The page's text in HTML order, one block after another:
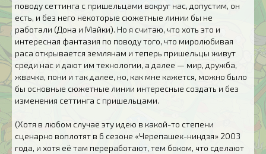
поводу сеттинга с пришельцами вокруг нас, допустим, он
есть, и без него некоторые сюжетные линии бы не
работали (Дона и Майки). Но я считаю, что хоть это и
интересная фантазия по поводу того, что миролюбивая
раса открывается землянам и теперь пришельцы живут
среди нас и дают им технологии, а далее — мир, дружба,
жвачка, пони и так далее, но, как мне кажется, можно было
бы основные сюжетные линии интересные создать и без
изменения сеттинга с пришельцами.
(Хотя в любом случае эту идею в какой-то степени
сценарно воплотят в 6 сезоне «Черепашек-ниндзя» 2003
года, и хотя её там переработают, тем боком, что сделают